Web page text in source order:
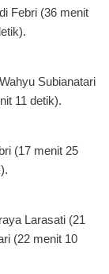
Febri (36 menit
Subianatari
11 detik).
(17 menit 25
Larasati (21
(22 menit 10